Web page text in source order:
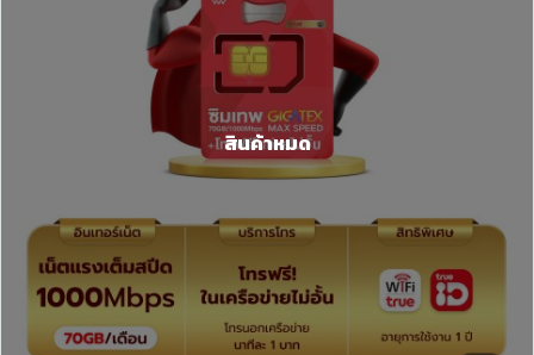
สินค้าหมด